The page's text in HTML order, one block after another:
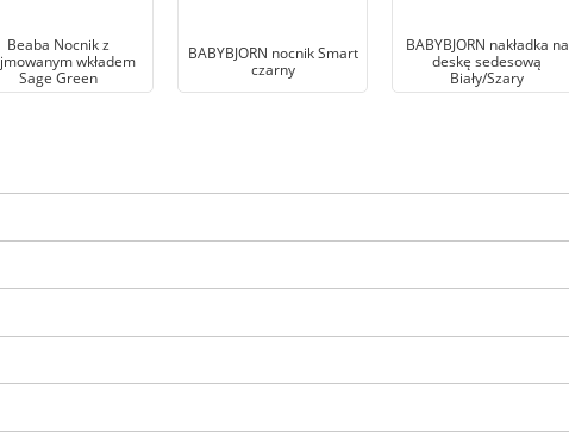
Beaba Nocnik z
wkładem
Sage Green
BABYBJORN nocnik Smart
czarny
BABYBJORN nakładka na
deskę sedesową
Biały/Szary